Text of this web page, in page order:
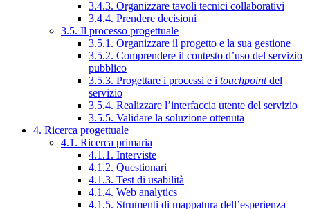
3.4.3. Organizzare tavoli tecnici collaborativi
3.4.4. Prendere decisioni
3.5. Il processo progettuale
3.5.1. Organizzare il progetto e la sua gestione
3.5.2. Comprendere il contesto d’uso del servizio
pubblico
3.5.3. Progettare i processi e i touchpointdel
servizio
3.5.4. Realizzare l’interfaccia utente del servizio
3.5.5. Validare la soluzione ottenuta
4. Ricerca progettuale
4.1. Ricerca primaria
4.1.1. Interviste
4.1.2. Questionari
4.1.3. Test di usabilità
4.1.4. Web analytics
4.1.5. Strumenti di mappatura dell’esperienza